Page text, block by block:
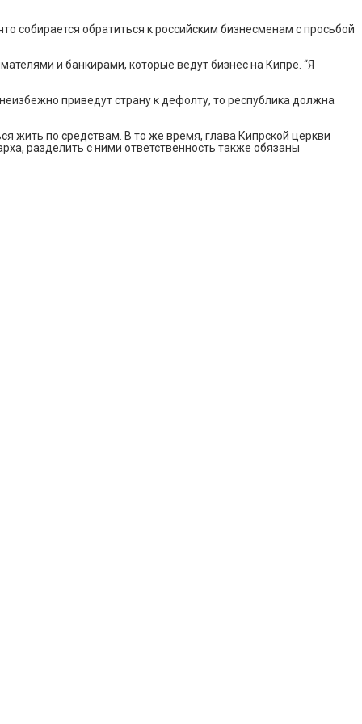
собирается обратиться к российским бизнесменам с просьбой
и банкирами, которые ведут бизнес на Кипре. “Я
приведут страну к дефолту, то республика должна
жить по средствам. В то же время, глава Кипрской церкви
разделить с ними ответственность также обязаны